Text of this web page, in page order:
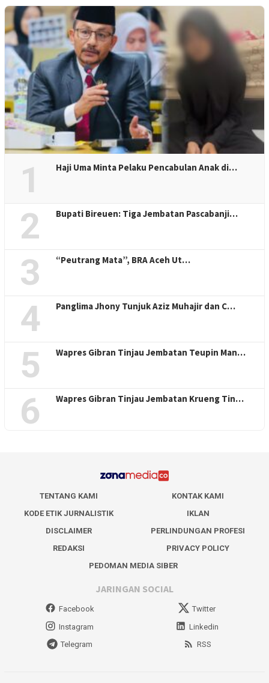
1 Haji Uma Minta Pelaku Pencabulan Anak di…
2 Bupati Bireuen: Tiga Jembatan Pascabanji…
3 “Peutrang Mata”, BRA Aceh Ut…
4 Panglima Jhony Tunjuk Aziz Muhajir dan C…
5 Wapres Gibran Tinjau Jembatan Teupin Man…
6 Wapres Gibran Tinjau Jembatan Krueng Tin…
TENTANG KAMI
KONTAK KAMI
KODE ETIK JURNALISTIK
IKLAN
DISCLAIMER
PERLINDUNGAN PROFESI
REDAKSI
PRIVACY POLICY
PEDOMAN MEDIA SIBER
JARINGAN SOCIAL
Facebook
Twitter
Instagram
Linkedin
Telegram
RSS